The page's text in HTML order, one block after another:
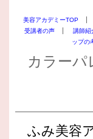
美容アカデミーTOP
受講者の声
講師紹
ップの
カラーパ
ふみ美容